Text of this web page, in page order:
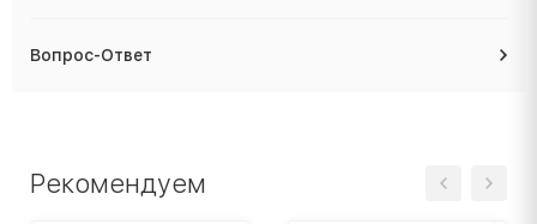
Вопрос-Ответ
Рекомендуем